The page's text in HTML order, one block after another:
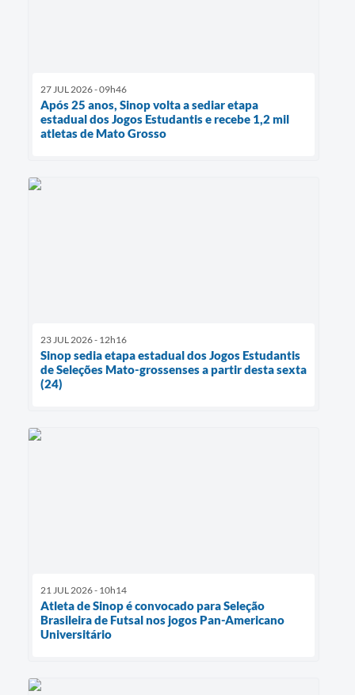
27 JUL 2026 - 09h46
Após 25 anos, Sinop volta a sediar etapa
estadual dos Jogos Estudantis e recebe 1,2 mil
atletas de Mato Grosso
23 JUL 2026 - 12h16
Sinop sedia etapa estadual dos Jogos Estudantis
de Seleções Mato-grossenses a partir desta sexta
(24)
21 JUL 2026 - 10h14
Atleta de Sinop é convocado para Seleção
Brasileira de Futsal nos jogos Pan-Americano
Universitário